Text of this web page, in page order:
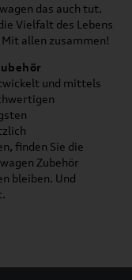
das auch tut.
Vielfalt des Lebens
allen zusammen!
und mittels
finden Sie die
Zubehör
bleiben. Und